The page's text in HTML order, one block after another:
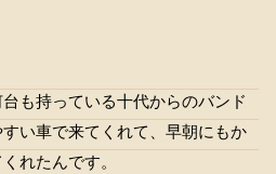
も持っている十代からのバンド
い車で来てくれて、早朝にもか
れたんです。